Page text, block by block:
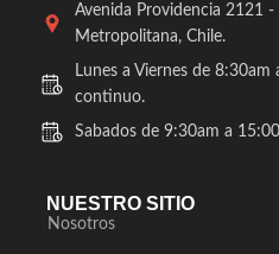
Avenida Providencia 2121 -
Metropolitana, Chile.
Lunes a Viernes de
continuo.
Sabados de 9:30am a
NUESTRO SITIO
Nosotros